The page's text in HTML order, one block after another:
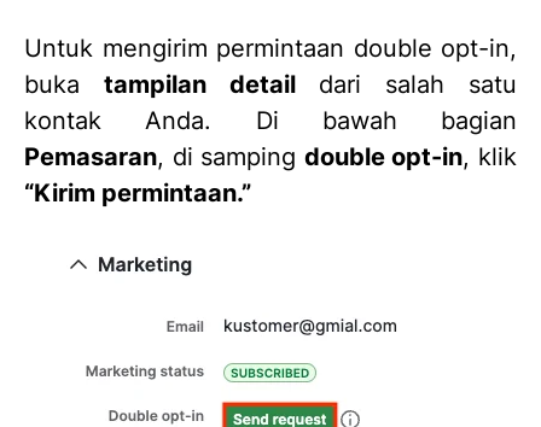
Untuk mengirim permintaan double opt-in,
buka tampilan detaildari salah satu
kontak Anda. Di bawah bagian
Pemasaran, di samping double opt-in, klik
“Kirim permintaan.”